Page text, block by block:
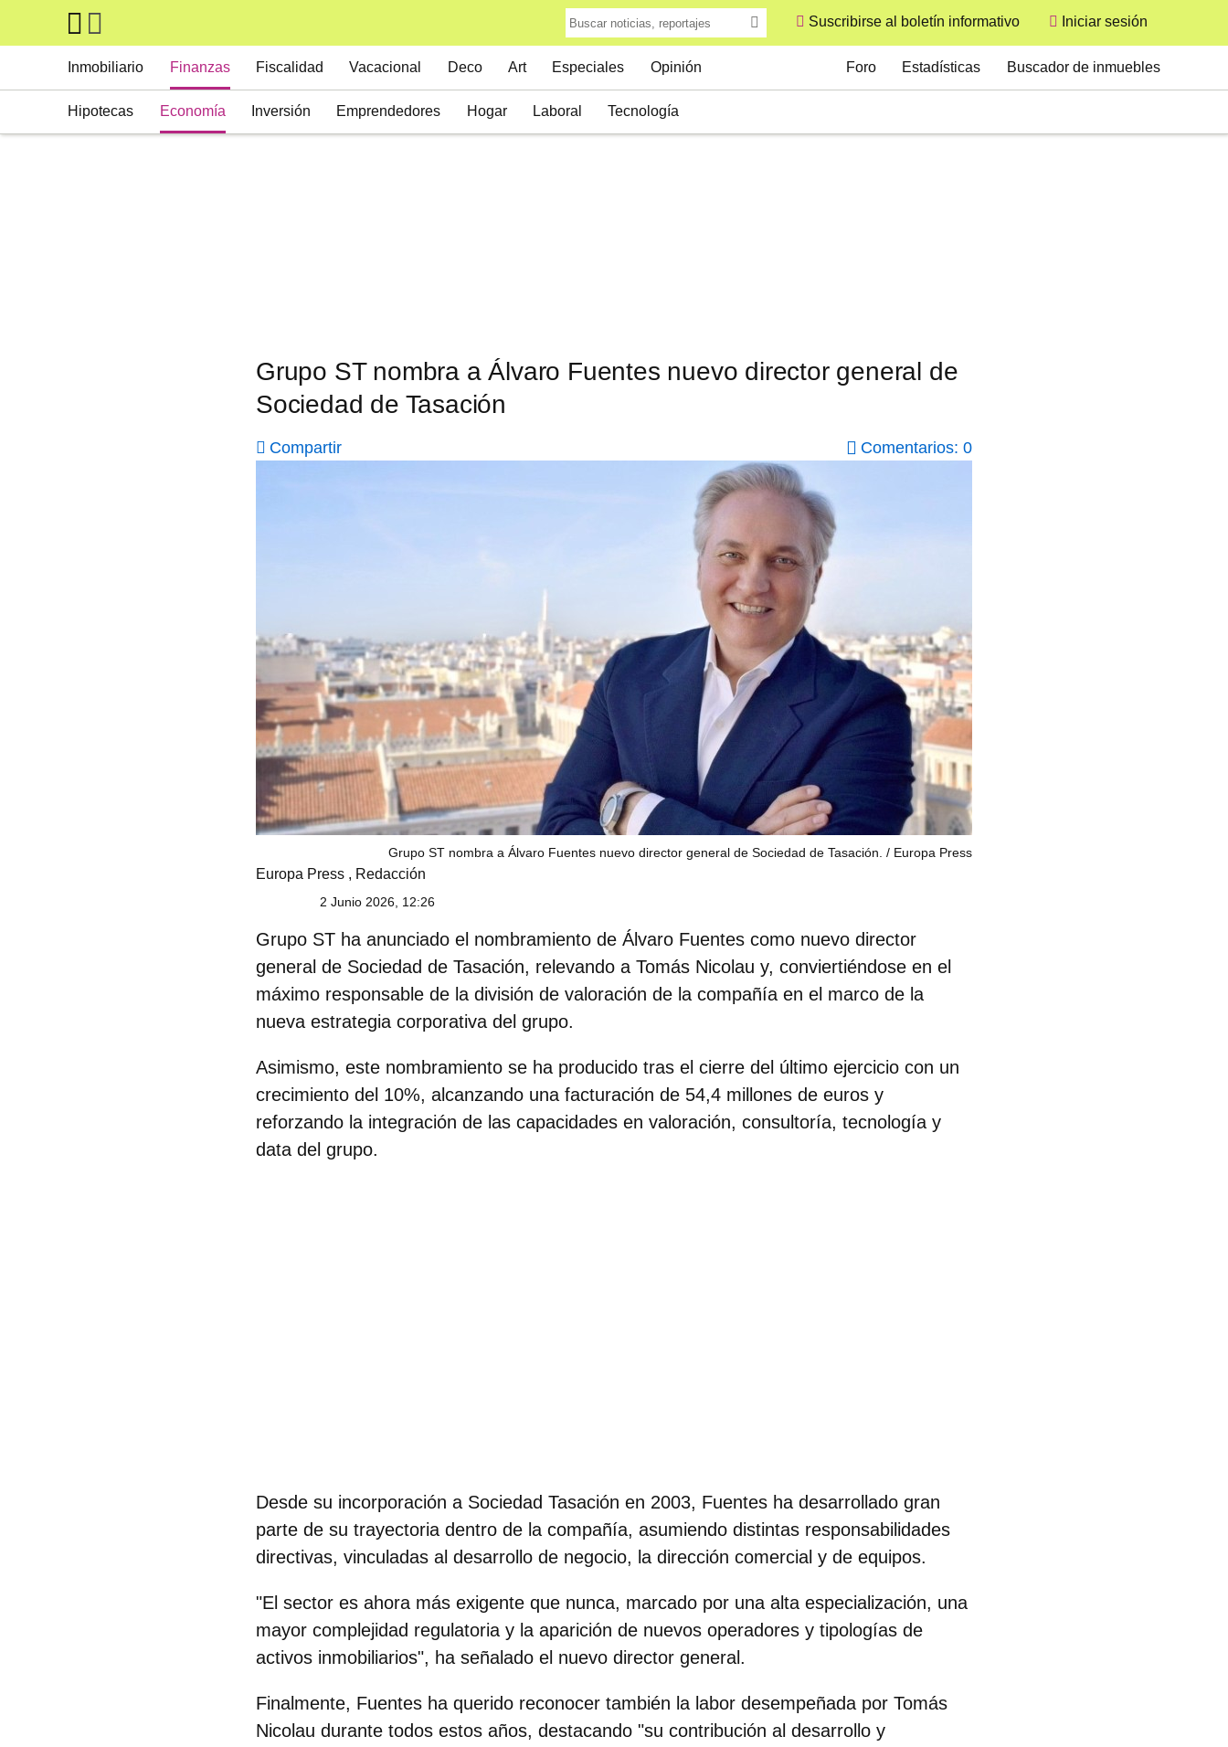
Skip to main content
Suscribirse al boletín informativo
User
Iniciar sesión
Inmobiliario Finanzas
Hipotecas Economía Inversión Emprendedores Hogar Laboral Tecnología
Fiscalidad Vacacional Deco Art Especiales Opinión Foro Estadísticas Buscador de inmuebles
Grupo ST nombra a Álvaro Fuentes nuevo director general de
Sociedad de Tasación
Compartir Comentarios: 0
Grupo ST nombra a Álvaro Fuentes nuevo director general de Sociedad de Tasación. Europa Press
Europa Press , Redacción
2 Junio 2026, 12:26
Grupo ST ha anunciado el nombramiento de Álvaro Fuentes como nuevo director
general de Sociedad de Tasación, relevando a Tomás Nicolau y, conviertiéndose en el
máximo responsable de la división de valoración de la compañía en el marco de la
nueva estrategia corporativa del grupo.
Asimismo, este nombramiento se ha producido tras el cierre del último ejercicio con un
crecimiento del 10%, alcanzando una facturación de 54,4 millones de euros y
reforzando la integración de las capacidades en valoración, consultoría, tecnología y
data del grupo.
Desde su incorporación a Sociedad Tasación en 2003, Fuentes ha desarrollado gran
parte de su trayectoria dentro de la compañía, asumiendo distintas responsabilidades
directivas, vinculadas al desarrollo de negocio, la dirección comercial y de equipos.
"El sector es ahora más exigente que nunca, marcado por una alta especialización, una
mayor complejidad regulatoria y la aparición de nuevos operadores y tipologías de
activos inmobiliarios", ha señalado el nuevo director general.
Finalmente, Fuentes ha querido reconocer también la labor desempeñada por Tomás
Nicolau durante todos estos años, destacando "su contribución al desarrollo y